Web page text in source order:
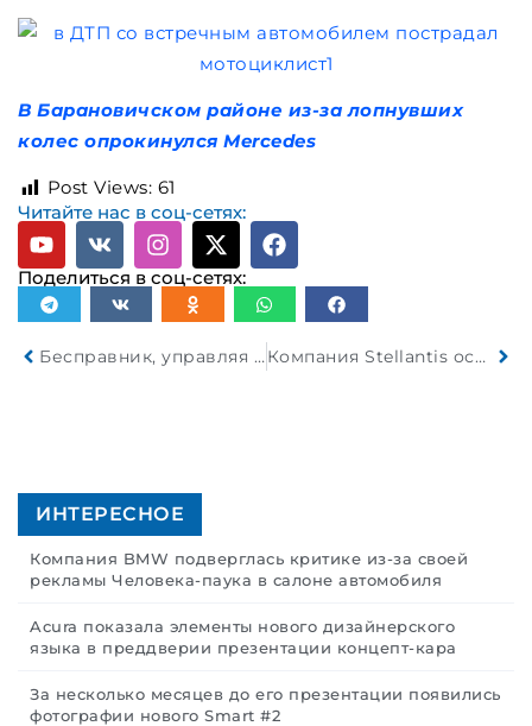
В Барановичском районе из-за лопнувших
колес опрокинулся Mercedes
Post Views: 61
Читайте нас в соц-сетях:
Поделиться в соц-сетях:
Бесправник, управляя незарегистрированным мотоциклом и перевозящий подростка, устроил погоню Компания Stellantis оснастила опытный образец Dodge Charger Daytona твердотельной батареей
ИНТЕРЕСНОЕ
Компания BMW подверглась критике из-за своей
рекламы Человека-паука в салоне автомобиля
Acura показала элементы нового дизайнерского
языка в преддверии презентации концепт-кара
За несколько месяцев до его презентации появились
фотографии нового Smart #2